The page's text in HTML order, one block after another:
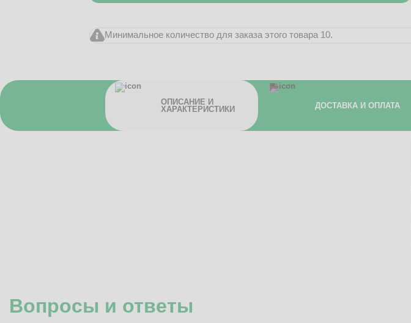
Минимальное количество для заказа этого товара 10.
ОПИСАНИЕ И
ХАРАКТЕРИСТИКИ
ДОСТАВКА И ОПЛАТА
Вопросы и ответы